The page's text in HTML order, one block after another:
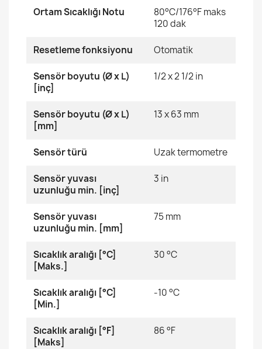
Ortam Sıcaklığı Notu
80°C/176°F maks
120 dak
Resetleme fonksiyonu Otomatik
Sensör boyutu (Ø x L)
[inç]
1/2 x 2 1/2 in
Sensör boyutu (Ø x L)
[mm]
13 x 63 mm
Sensör türü Uzak termometre
Sensör yuvası
uzunluğu min. [inç]
3 in
Sensör yuvası
uzunluğu min. [mm]
75 mm
Sıcaklık aralığı [°C]
[Maks.]
30 °C
Sıcaklık aralığı [°C]
[Min.]
-10 °C
Sıcaklık aralığı [°F]
[Maks]
86 °F